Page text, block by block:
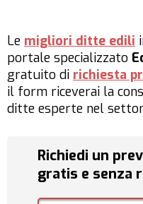
Le migliori ditte edili
portale specializzato
gratuito di richiesta
il form riceverai la
ditte esperte nel
Richiedi un
gratis e senza